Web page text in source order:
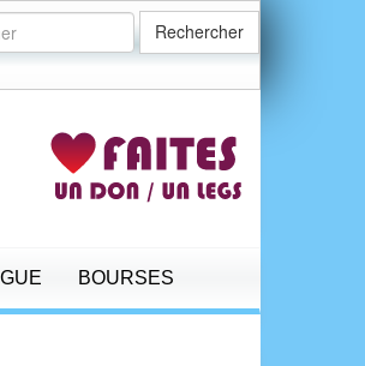
Rechercher
BOURSES